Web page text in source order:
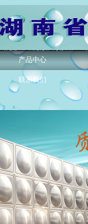
产品中心
联系我们